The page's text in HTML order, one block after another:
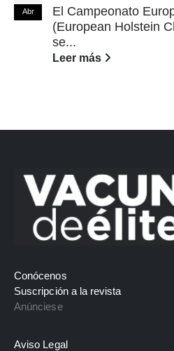
Abr
El Campeonato
(European Holstein
se...
Leer más
Conócenos
Suscripción a la revista
Anúnciese
Aviso Legal